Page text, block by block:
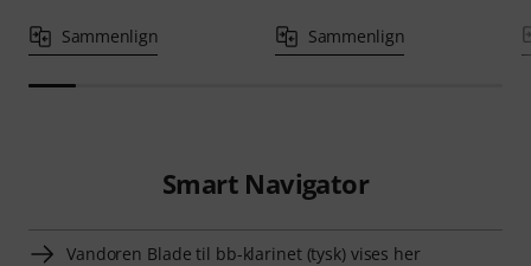
Sammenlign Sammenlign
Smart Navigator
Vandoren Blade til bb-klarinet (tysk) vises her